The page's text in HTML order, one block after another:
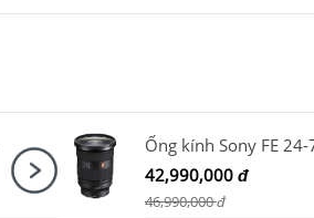
42,990,000 đ
46,990,000đ